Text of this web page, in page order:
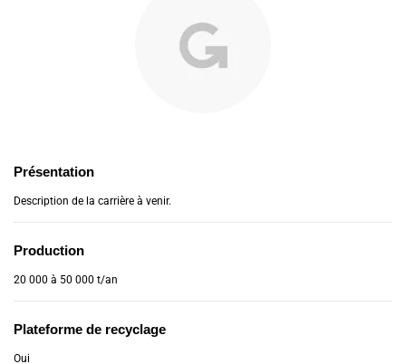
Présentation
Description de la carrière à venir.
Production
20 000 à 50 000 t/an
Plateforme de recyclage
Oui